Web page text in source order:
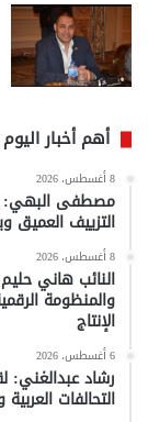
أهم أخبار اليوم
8 أغسطس، 2026
مصطفى البهي:
التزييف العميق
8 أغسطس، 2026
النائب هاني
والمنظومة
الإنتاج
6 أغسطس، 2026
رشاد عبدالغني:
التحالفات